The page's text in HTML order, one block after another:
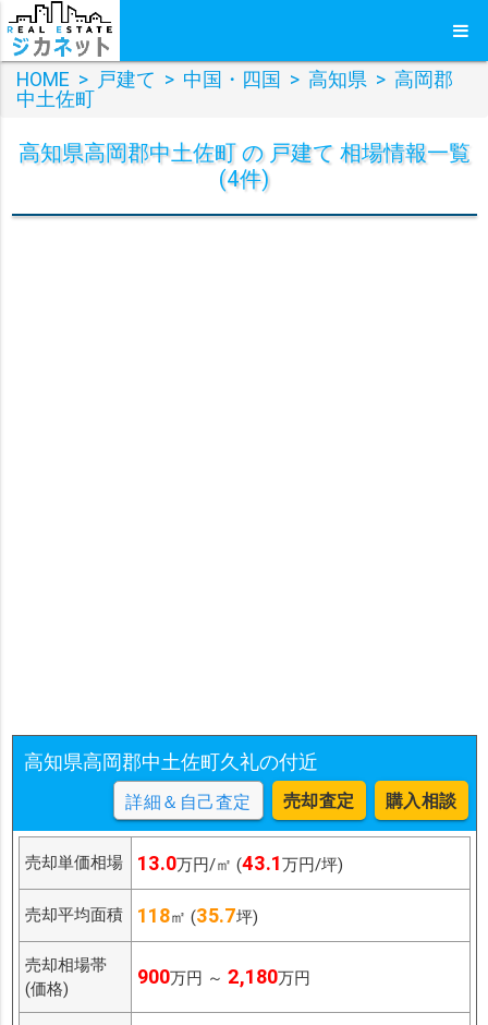
HOME > 戸建て > 中国・四国 > 高知県 > 高岡郡
中土佐町
高知県高岡郡中土佐町 の 戸建て 相場情報一覧
(4件)
高知県高岡郡中土佐町久礼の付近
詳細＆自己査定 売却査定 購入相談
売却単価相場 13.0万円/㎡ (43.1万円/坪)
売却平均面積 118㎡ (35.7坪)
売却相場帯
(価格)
900万円 ～ 2,180万円